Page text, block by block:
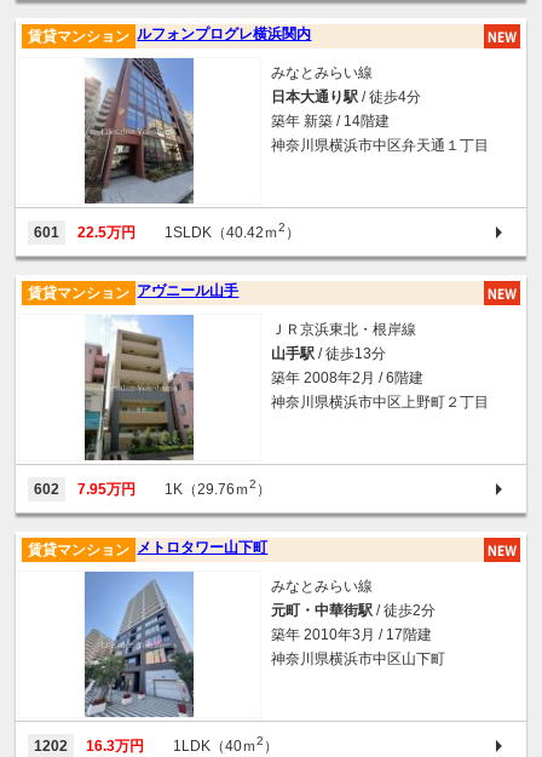
ルフォンプログレ横浜関内
賃貸マンション
みなとみらい線
日本大通り駅 / 徒歩4分
築年 新築 / 14階建
神奈川県横浜市中区弁天通１丁目
601 22.5万円 1SLDK（40.42ｍ2 ）
アヴニール山手
賃貸マンション
ＪＲ京浜東北・根岸線
山手駅 / 徒歩13分
築年 2008年2月 / 6階建
神奈川県横浜市中区上野町２丁目
602 7.95万円 1K（29.76ｍ2 ）
メトロタワー山下町
賃貸マンション
みなとみらい線
元町・中華街駅 / 徒歩2分
築年 2010年3月 / 17階建
神奈川県横浜市中区山下町
1202 16.3万円 1LDK（40ｍ2 ）